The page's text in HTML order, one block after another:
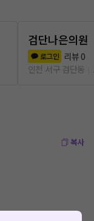
검단나은의원
로그인 리뷰 0
인천 서구 검단동
복사